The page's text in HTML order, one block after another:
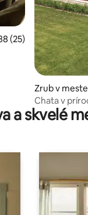
ohodnotenie
(25)
Zrub v
Chata v
a skvelé